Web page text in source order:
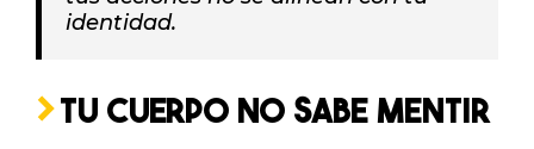
identidad.
TU CUERPO NO SABE MENTIR